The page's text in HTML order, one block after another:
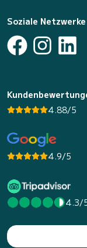
Soziale Netzwerke
4.88/5
4.9/5
4.3/